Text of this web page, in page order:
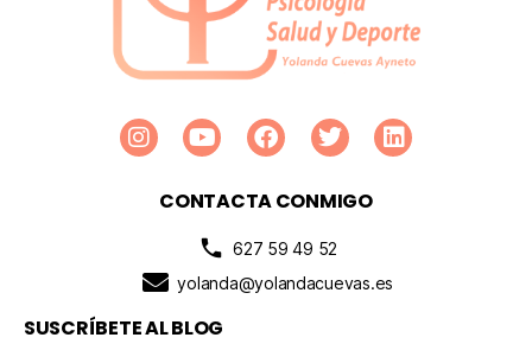
CONTACTA CONMIGO
627 59 49 52
yolanda@yolandacuevas.es
SUSCRÍBETE AL BLOG